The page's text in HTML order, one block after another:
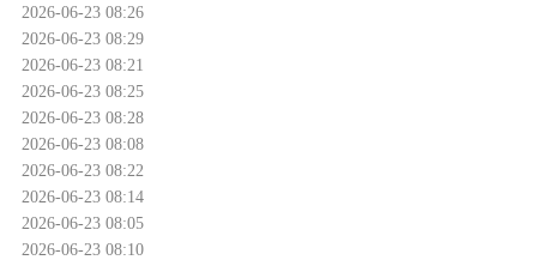
2026-06-23 08:26
2026-06-23 08:29
2026-06-23 08:21
2026-06-23 08:25
2026-06-23 08:28
2026-06-23 08:08
2026-06-23 08:22
2026-06-23 08:14
2026-06-23 08:05
2026-06-23 08:10